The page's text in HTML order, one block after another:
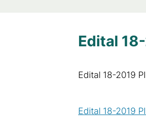
Edital
Edital 18-2019
Edital 18-2019